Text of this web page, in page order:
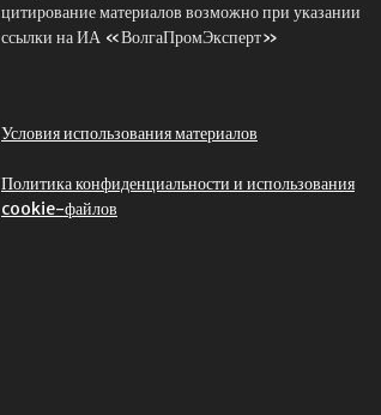
цитирование материалов возможно при указании
ссылки на ИА «ВолгаПромЭксперт»
Условия использования материалов
Политика конфиденциальности и использования
cookie-файлов